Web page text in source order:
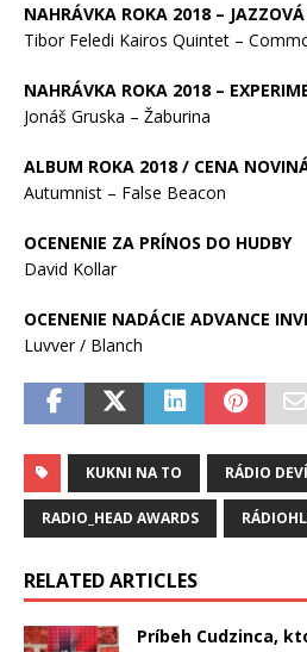
NAHRÁVKA ROKA 2018 –
Tibor Feledi Kairos Quintet –
NAHRÁVKA ROKA 2018 –
Jonáš Gruska – Žaburina
ALBUM ROKA 2018 / CENA
Autumnist – False Beacon
OCENENIE ZA PRÍNOS DO HUDBY
David Kollar
OCENENIE NADÁCIE ADVANCE
Luvver / Blanch
KUKNI NA TO RÁDIO
RADIO_HEAD AWARDS
RELATED ARTICLES
Príbeh Cudzinca,